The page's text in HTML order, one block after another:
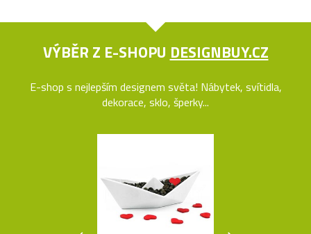
VÝBĚR Z E-SHOPU DESIGNBUY.CZ
E-shop s nejlepším designem světa! Nábytek, svítidla,
dekorace, sklo, šperky...